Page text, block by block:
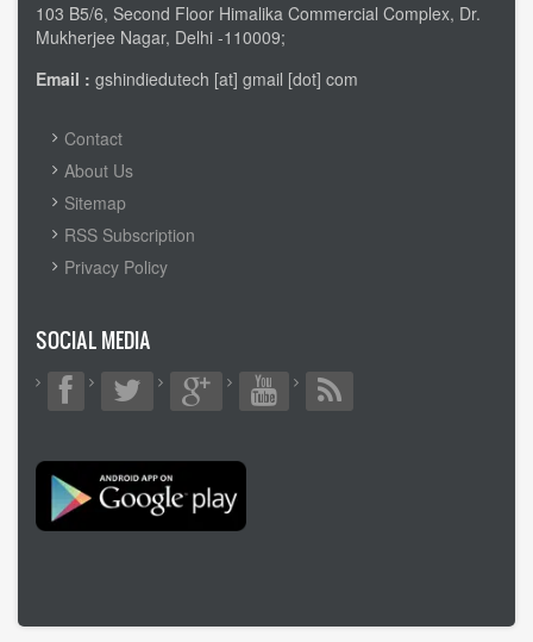
103 B5/6, Second Floor Himalika Commercial Complex, Dr.
Mukherjee Nagar, Delhi -110009;
Email : gshindiedutech [at] gmail [dot] com
FOOTER
MENU
Contact
About Us
Sitemap
RSS Subscription
Privacy Policy
SOCIAL MEDIA